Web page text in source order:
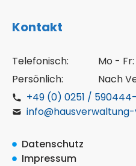
Kontakt
Telefonisch:
Persönlich:
Mo -
Nach
+49 (0) 0251 /
info@hausverwaltung-
Datenschutz
Impressum